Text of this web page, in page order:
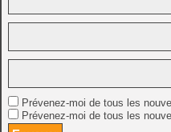
Prévenez-moi de tous les
Prévenez-moi de tous les